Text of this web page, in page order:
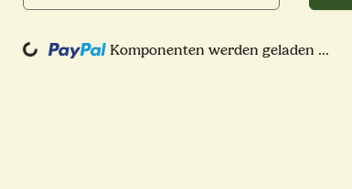
Loading... Komponenten werden geladen ...